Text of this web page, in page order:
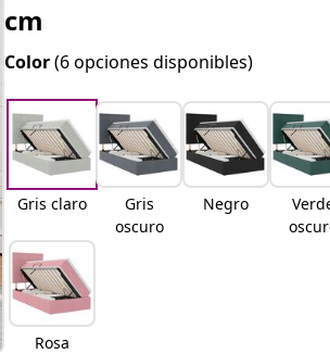
cm
Color(6 opciones disponibles)
Gris claro
Gris
oscuro
Negro
Rosa